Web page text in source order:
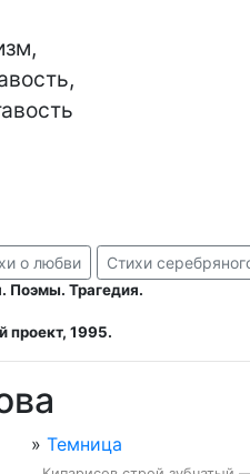
о любви Стихи
Поэмы. Трагедия.
проект, 1995.
» Темница